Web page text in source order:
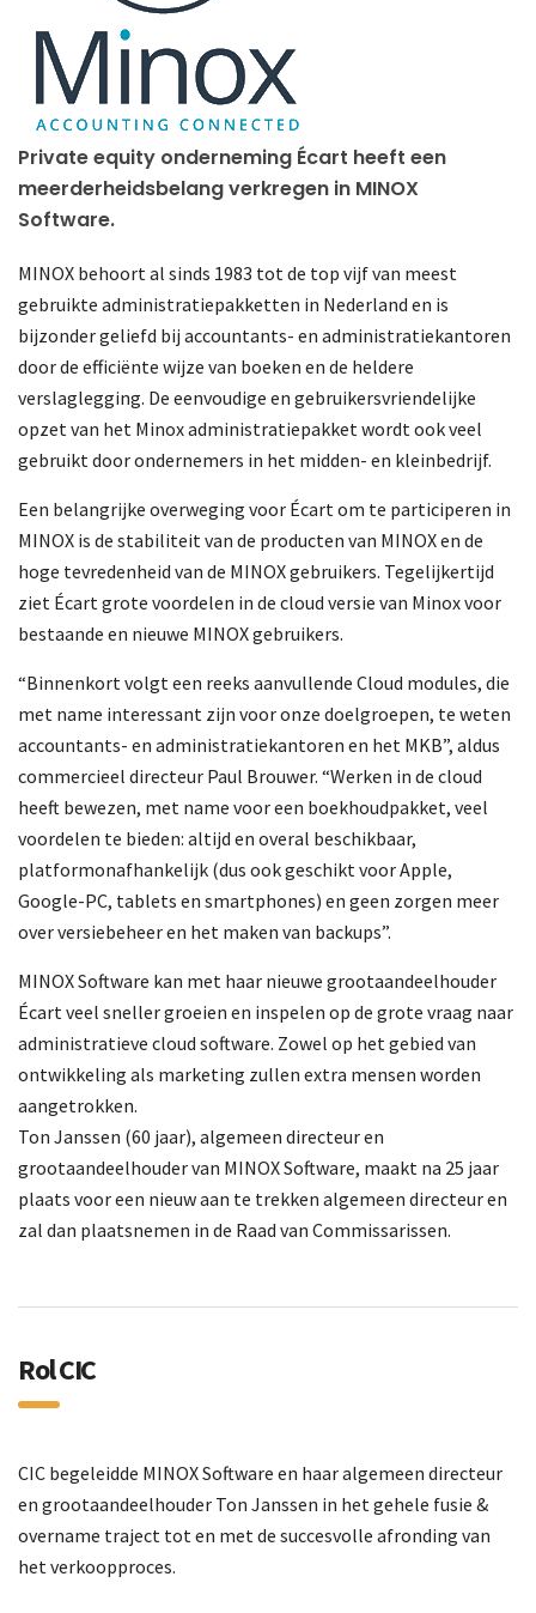
Private equity onderneming Écart heeft een
meerderheidsbelang verkregen in MINOX
Software.
MINOX behoort al sinds 1983 tot de top vijf van meest
gebruikte administratiepakketten in Nederland en is
bijzonder geliefd bij accountants- en administratiekantoren
door de efficiënte wijze van boeken en de heldere
verslaglegging. De eenvoudige en gebruikersvriendelijke
opzet van het Minox administratiepakket wordt ook veel
gebruikt door ondernemers in het midden- en kleinbedrijf.
Een belangrijke overweging voor Écart om te participeren in
MINOX is de stabiliteit van de producten van MINOX en de
hoge tevredenheid van de MINOX gebruikers. Tegelijkertijd
ziet Écart grote voordelen in de cloud versie van Minox voor
bestaande en nieuwe MINOX gebruikers.
“Binnenkort volgt een reeks aanvullende Cloud modules, die
met name interessant zijn voor onze doelgroepen, te weten
accountants- en administratiekantoren en het MKB”, aldus
commercieel directeur Paul Brouwer. “Werken in de cloud
heeft bewezen, met name voor een boekhoudpakket, veel
voordelen te bieden: altijd en overal beschikbaar,
platformonafhankelijk (dus ook geschikt voor Apple,
Google-PC, tablets en smartphones) en geen zorgen meer
over versiebeheer en het maken van backups”.
MINOX Software kan met haar nieuwe grootaandeelhouder
Écart veel sneller groeien en inspelen op de grote vraag naar
administratieve cloud software. Zowel op het gebied van
ontwikkeling als marketing zullen extra mensen worden
aangetrokken.
Ton Janssen (60 jaar), algemeen directeur en
grootaandeelhouder van MINOX Software, maakt na 25 jaar
plaats voor een nieuw aan te trekken algemeen directeur en
zal dan plaatsnemen in de Raad van Commissarissen.
Rol CIC
CIC begeleidde MINOX Software en haar algemeen directeur
en grootaandeelhouder Ton Janssen in het gehele fusie &
overname traject tot en met de succesvolle afronding van
het verkoopproces.